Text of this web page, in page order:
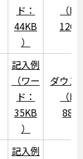
ド：
44KB
）
（
記入例
（ワー
ド：
35KB
）
ダウン
（
記入例